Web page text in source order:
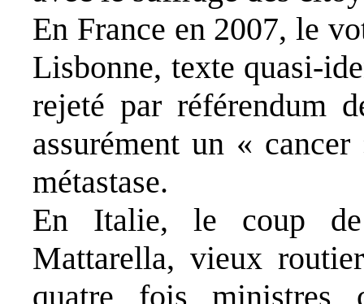
En France en 2007, le
Lisbonne, texte quasi-
rejeté par référendum
assurément un «
métastase.
En Italie, le coup
Mattarella, vieux
quatre fois ministres